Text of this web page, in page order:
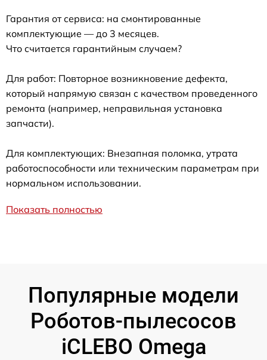
Гарантия от сервиса: на смонтированные
комплектующие — до 3 месяцев.
Что считается гарантийным случаем?
Для работ: Повторное возникновение дефекта,
который напрямую связан с качеством проведенного
ремонта (например, неправильная установка
запчасти).
Для комплектующих: Внезапная поломка, утрата
работоспособности или техническим параметрам при
нормальном использовании.
Показать полностью
Популярные модели
Роботов-пылесосов
iCLEBO Omega